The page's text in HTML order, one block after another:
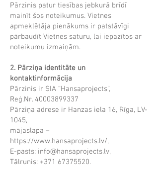
Pārzinis patur tiesības jebkurā brīdī
mainīt šos noteikumus. Vietnes
apmeklētāja pienākums ir patstāvīgi
pārbaudīt Vietnes saturu, lai iepazītos ar
noteikumu izmaiņām.
2. Pārziņa identitāte un
kontaktinformācija
Pārzinis ir SIA “Hansaprojects”,
Reģ.Nr. 40003899337
Pārziņa adrese ir Hanzas iela 16, Rīga, LV-
1045,
mājaslapa –
https://www.hansaprojects.lv/,
E-pasts: info@hansaprojects.lv,
Tālrunis: +371 67375520.